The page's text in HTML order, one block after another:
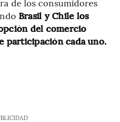
de los consumidores
Brasil y Chile los
del comercio
participación cada uno.